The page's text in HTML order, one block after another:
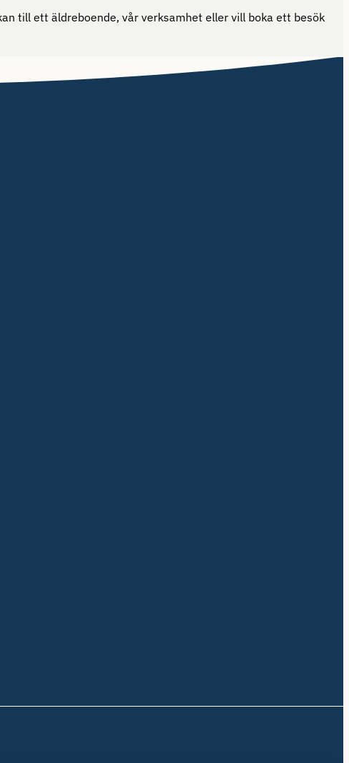
till ett äldreboende, vår verksamhet eller vill boka ett besök